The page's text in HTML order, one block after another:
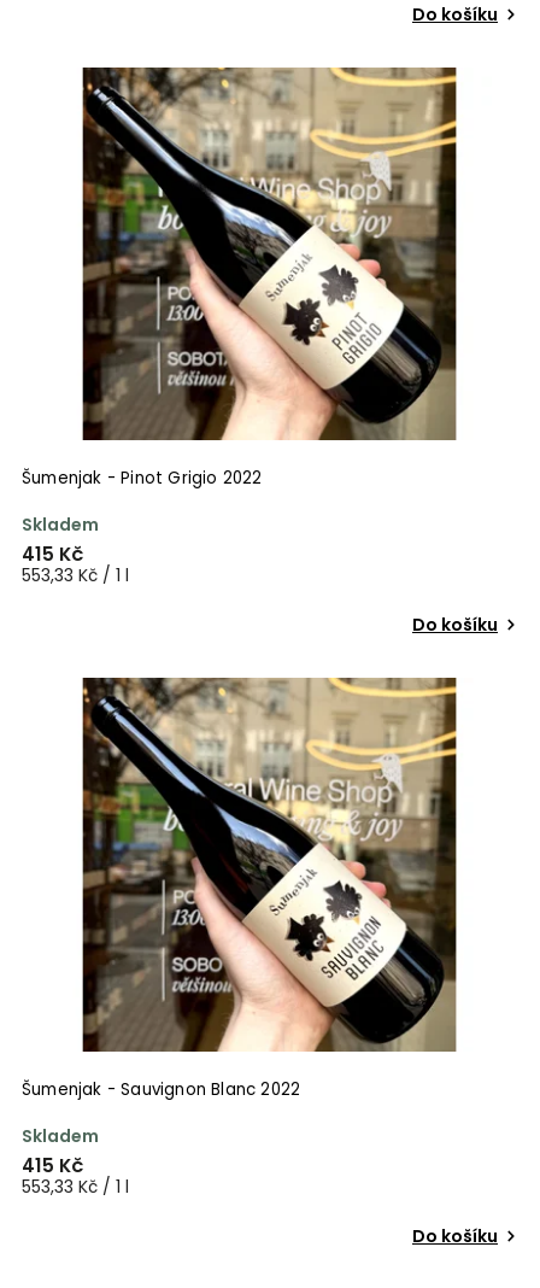
Do košíku
Šumenjak - Pinot Grigio 2022
Skladem
415 Kč
553,33 Kč / 1 l
Do košíku
Šumenjak - Sauvignon Blanc 2022
Skladem
415 Kč
553,33 Kč / 1 l
Do košíku